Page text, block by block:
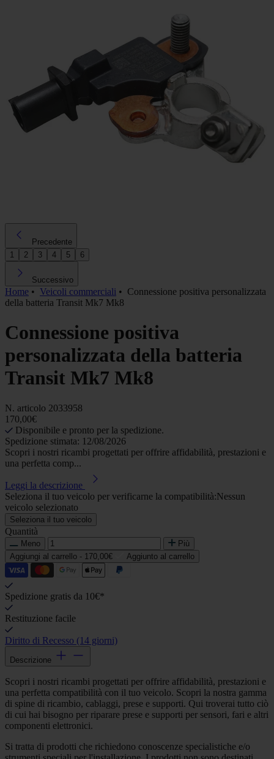
Precedente
1
2 3 4 5 6
Successivo
Home • Veicoli commerciali • Connessione positiva personalizzata
della batteria Transit Mk7 Mk8
Connessione positiva
personalizzata della batteria
Transit Mk7 Mk8
N. articolo 2033958
170,00€
Disponibile e pronto per la spedizione.
Spedizione stimata: 12/08/2026
Scopri i nostri ricambi progettati per offrire affidabilità, prestazioni e
una perfetta comp...
Leggi la descrizione
Seleziona il tuo veicolo per verificarne la compatibilità:Nessun
veicolo selezionato
Seleziona il tuo veicolo
Quantità
Meno
Più
Aggiungi al carrello - 170,00€ Aggiunto al carrello
Spedizione gratis da 10€*
Restituzione facile
Diritto di Recesso (14 giorni)
Descrizione
Scopri i nostri ricambi progettati per offrire affidabilità, prestazioni e
una perfetta compatibilità con il tuo veicolo. Scopri la nostra gamma
di spine di ricambio, cablaggi, prese e supporti. Qui troverai tutto ciò
di cui hai bisogno per riparare prese e supporti per sensori, fari e altri
componenti elettronici.
Si tratta di prodotti che richiedono conoscenze specialistiche e/o